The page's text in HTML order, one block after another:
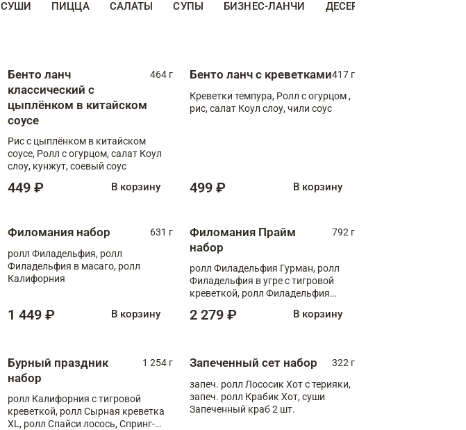
СУШИ ПИЦЦА САЛАТЫ СУПЫ БИЗНЕС-ЛАНЧИ ДЕСЕРТЫ
Бенто ланч
классический с
цыплёнком в китайском
соусе
464 г
Рис с цыплёнком в китайском
соусе, Ролл с огурцом, салат Коул
слоу, кунжут, соевый соус
449 ₽ В корзину
Бенто ланч с креветками417 г
Креветки темпура, Ролл с огурцом ,
рис, салат Коул слоу, чили соус
499 ₽ В корзину
Филомания набор
631 г
ролл Филадельфия, ролл
Филадельфия в масаго, ролл
Калифорния
1 449 ₽ В корзину
Филомания Прайм
набор
792 г
ролл Филадельфия Гурман, ролл
Филадельфия в угре с тигровой
креветкой, ролл Филадельфия
2 279 ₽ В корзину
Бурный праздник
набор
1 254 г
ролл Калифорния с тигровой
креветкой, ролл Сырная креветка
XL, ролл Спайси лосось, Спринг-
Запеченный сет набор
322 г
запеч. ролл Лососик Хот с терияки,
запеч. ролл Крабик Хот, суши
Запеченный краб 2 шт.